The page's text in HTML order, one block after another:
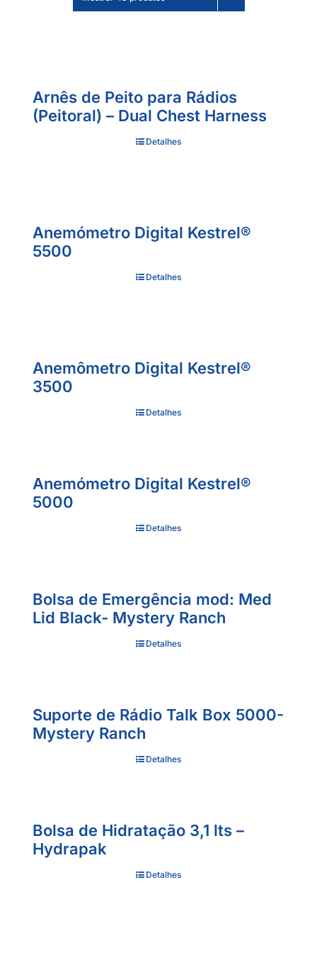
Arnês de Peito para Rádios
(Peitoral) – Dual Chest Harness
Detalhes
Anemómetro Digital Kestrel®
5500
Detalhes
Anemômetro Digital Kestrel®
3500
Detalhes
Anemómetro Digital Kestrel®
5000
Detalhes
Bolsa de Emergência mod: Med
Lid Black- Mystery Ranch
Detalhes
Suporte de Rádio Talk Box 5000-
Mystery Ranch
Detalhes
Bolsa de Hidratação 3,1 lts –
Hydrapak
Detalhes